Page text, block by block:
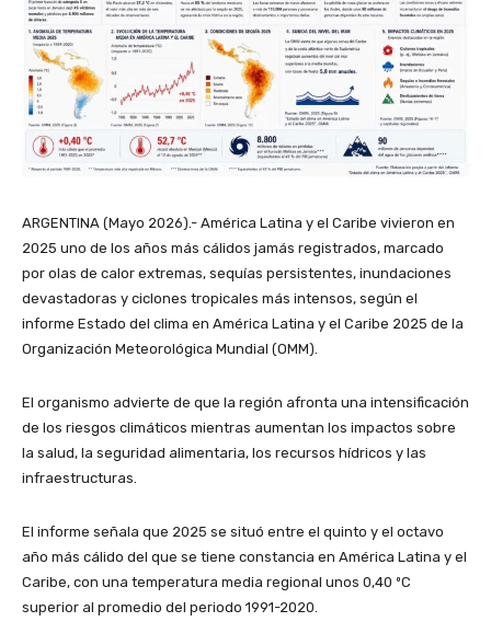
ARGENTINA (Mayo 2026).- América Latina y el Caribe vivieron en
2025 uno de los años más cálidos jamás registrados, marcado
por olas de calor extremas, sequías persistentes, inundaciones
devastadoras y ciclones tropicales más intensos, según el
informe Estado del clima en América Latina y el Caribe 2025 de la
Organización Meteorológica Mundial (OMM).
El organismo advierte de que la región afronta una intensificación
de los riesgos climáticos mientras aumentan los impactos sobre
la salud, la seguridad alimentaria, los recursos hídricos y las
infraestructuras.
El informe señala que 2025 se situó entre el quinto y el octavo
año más cálido del que se tiene constancia en América Latina y el
Caribe, con una temperatura media regional unos 0,40 ºC
superior al promedio del periodo 1991-2020.